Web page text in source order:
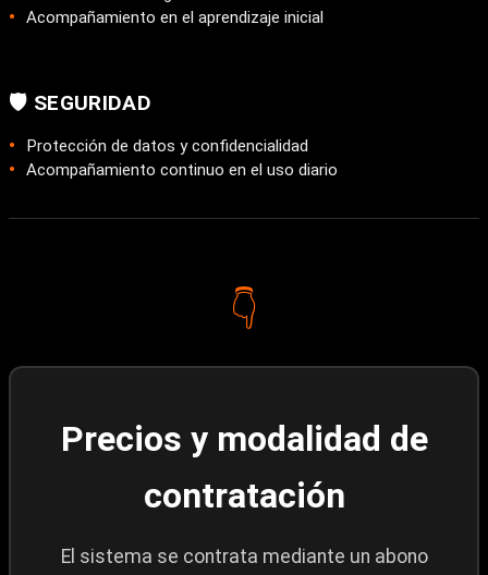
Acompañamiento en el aprendizaje inicial
🛡️ SEGURIDAD
Protección de datos y confidencialidad
Acompañamiento continuo en el uso diario
👇
Precios y modalidad de
contratación
El sistema se contrata mediante un abono